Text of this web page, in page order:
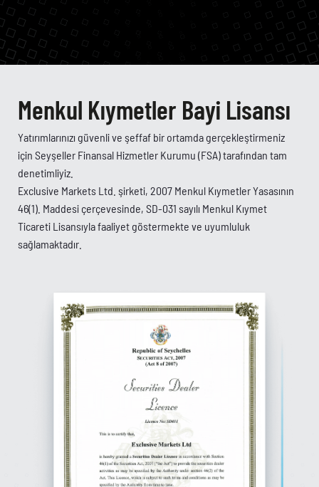
Menkul Kıymetler Bayi Lisansı
Yatırımlarınızı güvenli ve şeffaf bir ortamda gerçekleştirmeniz
için Seyşeller Finansal Hizmetler Kurumu (FSA) tarafından tam
denetimliyiz.
Exclusive Markets Ltd. şirketi, 2007 Menkul Kıymetler Yasasının
46(1). Maddesi çerçevesinde, SD-031 sayılı Menkul Kıymet
Ticareti Lisansıyla faaliyet göstermekte ve uyumluluk
sağlamaktadır.